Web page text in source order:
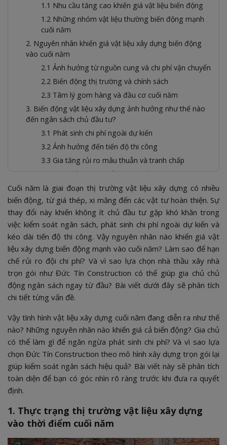
1.1 Nhu cầu tăng cao khiến giá vật liệu biến động
1.2 Những nhóm vật liệu thường biến động mạnh
cuối năm
2. Nguyên nhân khiến giá vật liệu xây dựng biến động
vào cuối năm
2.1 Ảnh hưởng từ nguồn cung và chi phí vận chuyển
2.2 Biến động thị trường và chính sách
2.3 Tâm lý gom hàng và đầu cơ cuối năm
3. Biến động vật liệu xây dựng ảnh hưởng như thế nào
đến ngân sách chủ đầu tư?
3.1 Phát sinh chi phí ngoài dự kiến
3.2 Ảnh hưởng đến tiến độ thi công
3.3 Gia tăng rủi ro mâu thuẫn và tranh chấp
4. Vì sao gia chủ khó tự kiểm soát biến động giá vật
liệu?
4.1 Thiếu thông tin thị trường cập nhật
4.2 Không có lợi thế mua số lượng lớn
4.3 Khó dự trù chi phí dài hạn
5. Giải pháp hạn chế phát sinh chi phí do biến động vật
liệu xây dựng
5.1 Chuẩn bị hồ sơ thiết kế và dự toán chi tiết từ
sớm
5.2 Lựa chọn thời điểm ký hợp đồng phù hợp
5.3 Ưu tiên mô hình xây dựng trọn gói
6. Xây nhà trọn gói cùng Đức Tín – giải pháp kiểm soát
ngân sách hiệu quả
Cuối năm là giai đoạn thị trường vật liệu xây dựng có nhiều
biến động, từ giá thép, xi măng đến các vật tư hoàn thiện. Sự
thay đổi này khiến không ít chủ đầu tư gặp khó khăn trong
việc kiểm soát ngân sách, phát sinh chi phí ngoài dự kiến và
kéo dài tiến độ thi công. Vậy nguyên nhân nào khiến giá vật
liệu xây dựng biến động mạnh vào cuối năm? Làm sao để hạn
chế rủi ro đội chi phí? Và vì sao lựa chọn nhà thầu xây nhà
trọn gói như Đức Tín Construction có thể giúp gia chủ chủ
động ngân sách ngay từ đầu? Bài viết dưới đây sẽ phân tích
chi tiết từng vấn đề.
Vậy tình hình vật liệu xây dựng cuối năm đang diễn ra như thế
nào? Những nguyên nhân nào khiến giá cả biến động? Gia chủ
có thể làm gì để ngăn ngừa phát sinh chi phí? Và vì sao lựa
chọn Đức Tín Construction theo mô hình xây dựng trọn gói lại
giúp kiểm soát ngân sách hiệu quả? Bài viết này sẽ phân tích
toàn diện để bạn có góc nhìn rõ ràng trước khi đưa ra quyết
định.
1. Thực trạng thị trường vật liệu xây dựng
vào thời điểm cuối năm